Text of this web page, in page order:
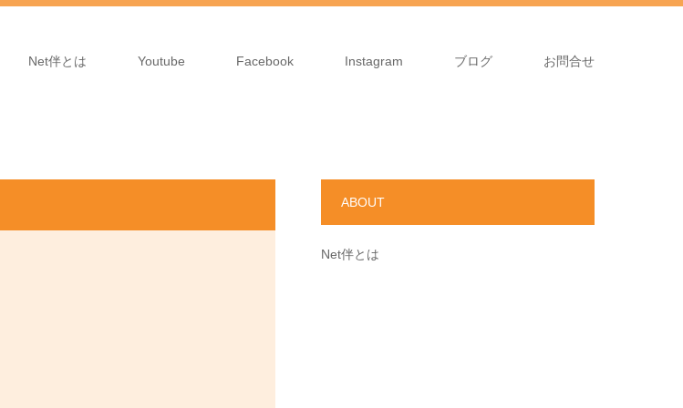
Net伴とは Youtube Facebook Instagram ブログ お問合せ
ABOUT
Net伴とは